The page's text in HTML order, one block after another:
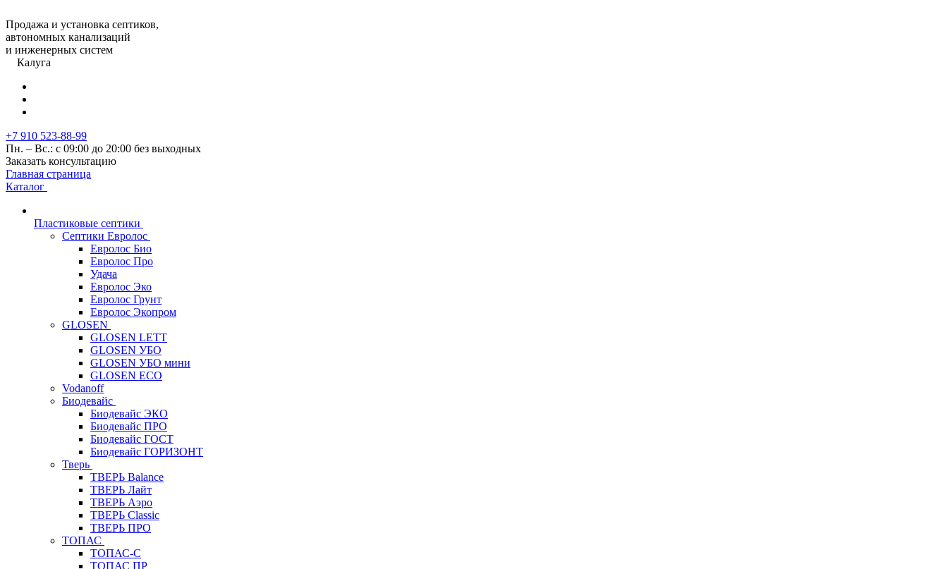
Продажа и установка септиков,
автономных канализаций
и инженерных систем
Калуга
+7 910 523-88-99
Пн. – Вс.: с 09:00 до 20:00 без выходных
Заказать консультацию
Главная страница
Каталог
Пластиковые септики
Септики Евролос
Евролос Био
Евролос Про
Удача
Евролос Эко
Евролос Грунт
Евролос Экопром
GLOSEN
GLOSEN LETT
GLOSEN УБО
GLOSEN УБО мини
GLOSEN ECO
Vodanoff
Биодевайс
Биодевайс ЭКО
Биодевайс ПРО
Биодевайс ГОСТ
Биодевайс ГОРИЗОНТ
Тверь
ТВЕРЬ Balance
ТВЕРЬ Лайт
ТВЕРЬ Аэро
ТВЕРЬ Classic
ТВЕРЬ ПРО
ТОПАС
ТОПАС-С
ТОПАС ПР